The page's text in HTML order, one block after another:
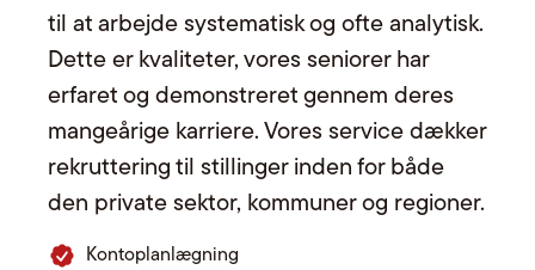
til at arbejde systematisk og ofte analytisk.
Dette er kvaliteter, vores seniorer har
erfaret og demonstreret gennem deres
mangeårige karriere. Vores service dækker
rekruttering til stillinger inden for både
den private sektor, kommuner og regioner.
Kontoplanlægning